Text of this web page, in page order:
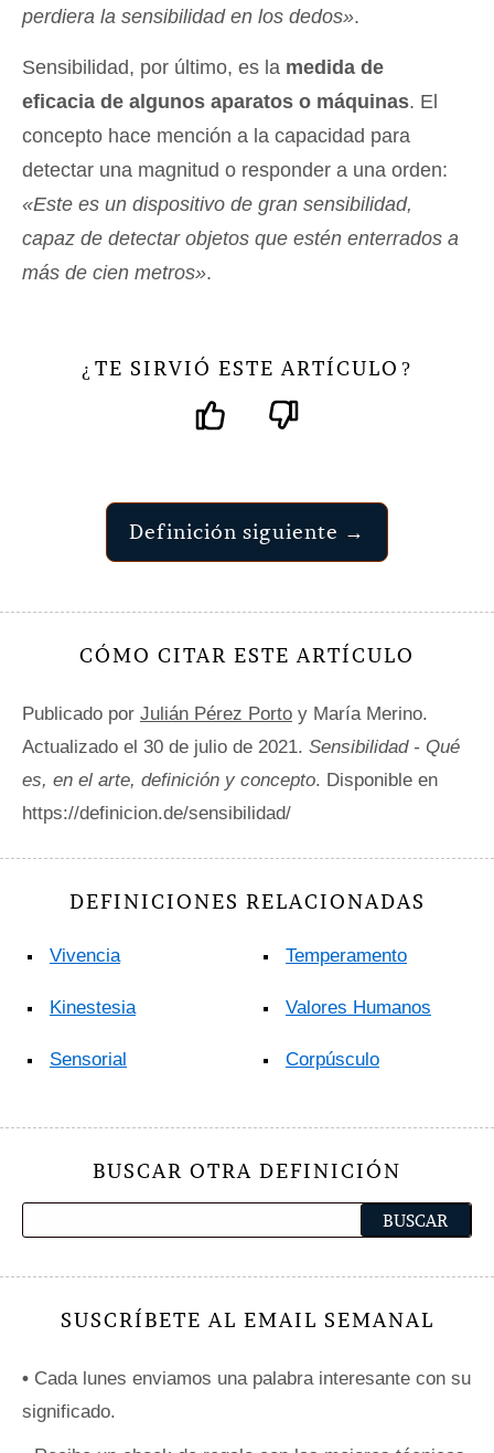
perdiera la sensibilidad en los dedos».
Sensibilidad, por último, es la medida de
eficacia de algunos aparatos o máquinas. El
concepto hace mención a la capacidad para
detectar una magnitud o responder a una orden:
«Este es un dispositivo de gran sensibilidad,
capaz de detectar objetos que estén enterrados a
más de cien metros».
¿ TE SIRVIÓ ESTE ARTÍCULO ?
Definición siguiente →
CÓMO CITAR ESTE ARTÍCULO
Publicado por Julián Pérez Porto y María Merino.
Actualizado el 30 de julio de 2021. Sensibilidad - Qué
es, en el arte, definición y concepto. Disponible en
https://definicion.de/sensibilidad/
DEFINICIONES RELACIONADAS
Vivencia
Kinestesia
Sensorial
Temperamento
Valores Humanos
Corpúsculo
BUSCAR OTRA DEFINICIÓN
SUSCRÍBETE AL EMAIL SEMANAL
• Cada lunes enviamos una palabra interesante con su
significado.